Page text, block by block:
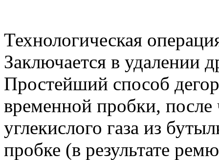
Технологическая
Заключается в удалении
Простейший способ
временной пробки, после
углекислого газа из
пробке (в результате